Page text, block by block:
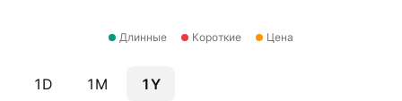
Длинные Короткие Цена
1D 1M 1Y